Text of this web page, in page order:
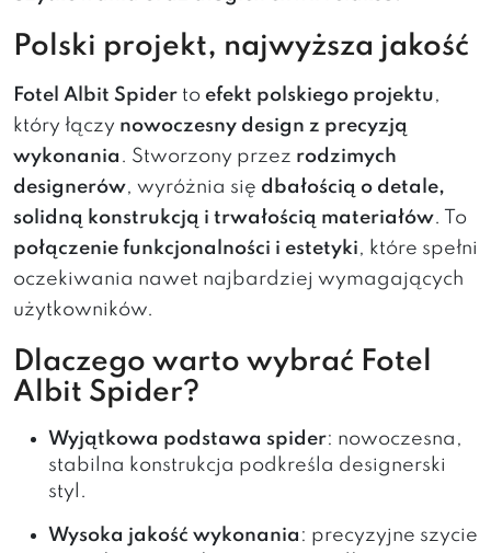
Polski projekt, najwyższa jakość
Fotel Albit Spider to efekt polskiego projektu,
który łączy nowoczesny design z precyzją
wykonania . Stworzony przez rodzimych
designerów, wyróżnia się dbałością o detale,
solidną konstrukcją i trwałością materiałów. To
połączenie funkcjonalności i estetyki, które spełni
oczekiwania nawet najbardziej wymagających
użytkowników.
Dlaczego warto wybrać Fotel
Albit Spider?
Wyjątkowa podstawa spider: nowoczesna,
stabilna konstrukcja podkreśla designerski
styl.
Wysoka jakość wykonania : precyzyjne szycie